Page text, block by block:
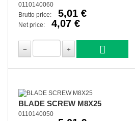
0110140060
Brutto price:
5,01 €
Net price: 4,07 €
BLADE SCREW M8X25
0110140050